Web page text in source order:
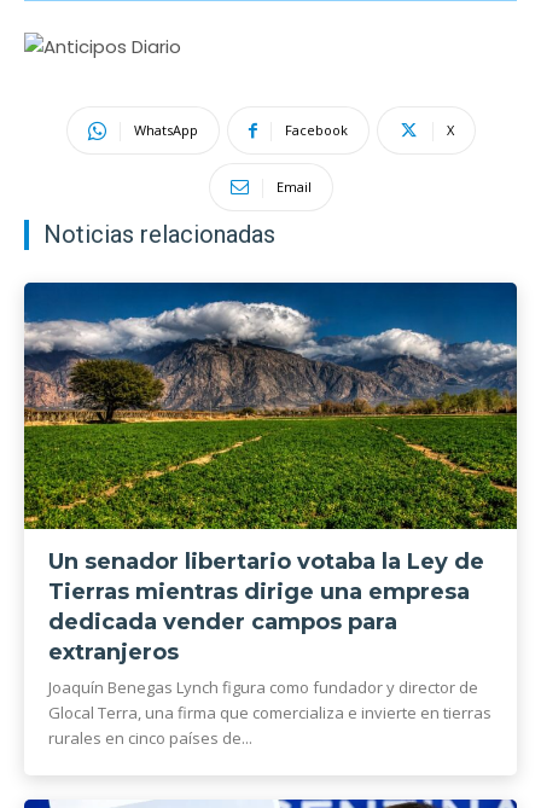
WhatsApp Facebook X
Email
Noticias relacionadas
Un senador libertario votaba la Ley de
Tierras mientras dirige una empresa
dedicada vender campos para
extranjeros
Joaquín Benegas Lynch figura como fundador y director de
Glocal Terra, una firma que comercializa e invierte en tierras
rurales en cinco países de...